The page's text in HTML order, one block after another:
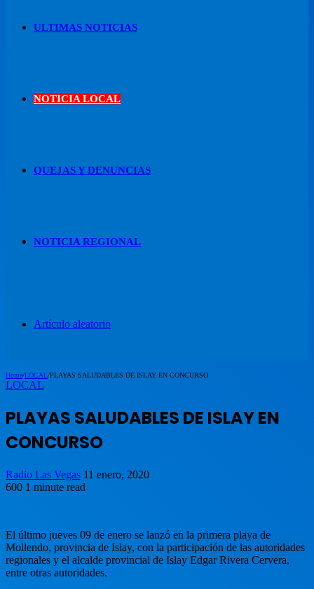
ULTIMAS NOTICIAS
NOTICIA LOCAL
QUEJAS Y DENUNCIAS
NOTICIA REGIONAL
Artículo aleatorio
Home/LOCAL/PLAYAS SALUDABLES DE ISLAY EN CONCURSO
LOCAL
PLAYAS SALUDABLES DE ISLAY EN
CONCURSO
Radio Las Vegas 11 enero, 2020
600 1 minute read
El último jueves 09 de enero se lanzó en la primera playa de
Mollendo, provincia de Islay, con la participación de las autoridades
regionales y el alcalde provincial de Islay Edgar Rivera Cervera,
entre otras autoridades.